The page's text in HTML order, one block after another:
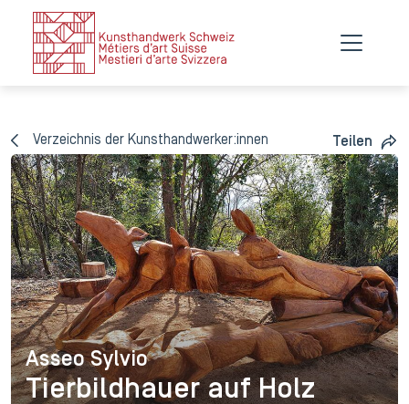
Verzeichnis der Kunsthandwerker:innen Teilen
Asseo Sylvio
Asseo Sylvio
Tierbildhauer auf Holz